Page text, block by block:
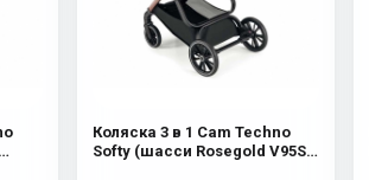
Коляска 3 в 1 Cam Techno
Softy (шасси Rosegold V95S)